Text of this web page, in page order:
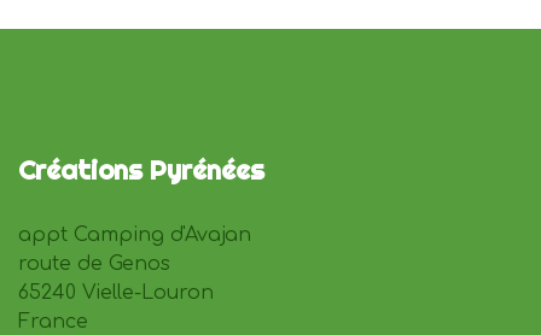
Créations Pyrénées
appt Camping d'Avajan
route de Genos
65240 Vielle-Louron
France